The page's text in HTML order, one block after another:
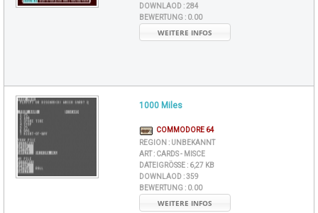
DOWNLAOD :284
BEWERTUNG : 0.00
WEITERE INFOS
1000 Miles
COMMODORE 64
REGION : UNBEKANNT
ART : CARDS - MISCE
DATEIGRÖSSE : 6,27 KB
DOWNLAOD :359
BEWERTUNG : 0.00
WEITERE INFOS